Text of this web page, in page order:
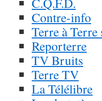
Contre-info
Terre à
Reporterre
TV Bruits
Terre TV
La Télélibre